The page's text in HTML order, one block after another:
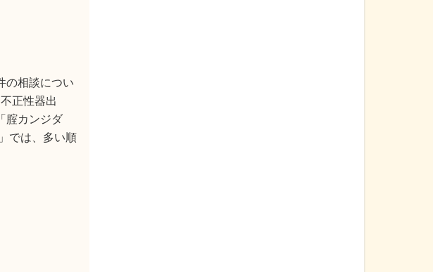
の相談につい
正性器出
腟カンジダ
では、多い順